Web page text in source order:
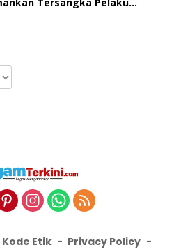
Kode Etik
Privacy Policy